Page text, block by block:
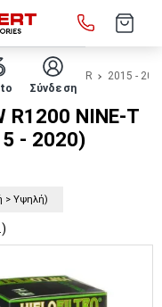
Σύνδεση
T SCRAMBLER 2015 -
R1200 NINE-T
- 2020)